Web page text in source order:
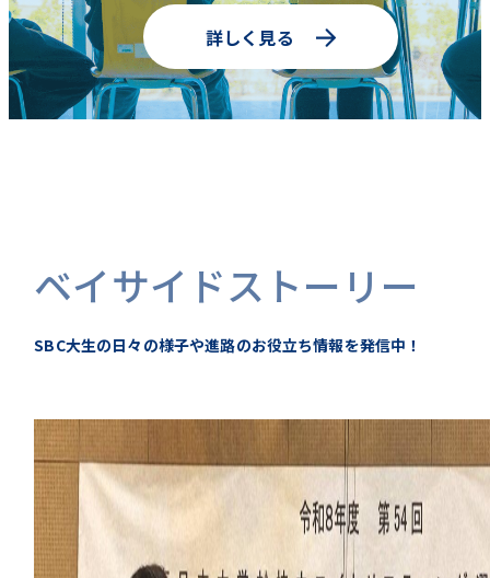
詳しく見る
ベイサイドストーリー
SBC大生の日々の様子や進路のお役立ち情報を発信中！